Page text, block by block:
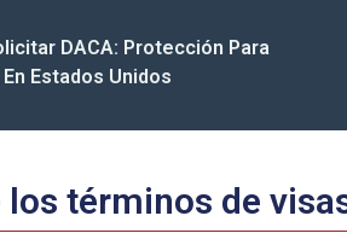
DACA: Protección Para
Estados Unidos
términos de